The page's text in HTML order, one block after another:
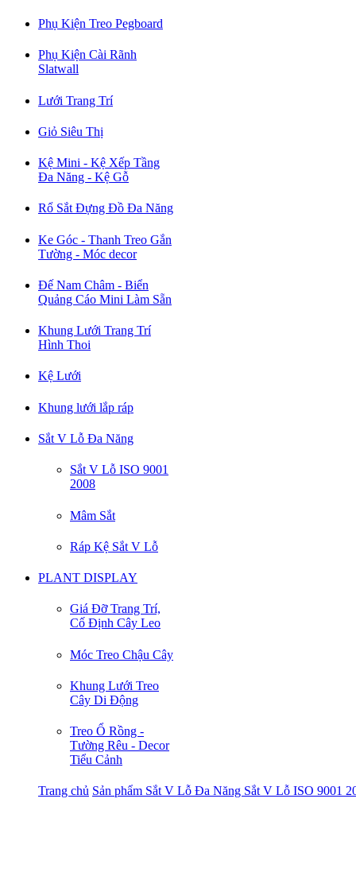
Phụ Kiện Treo Pegboard
Phụ Kiện Cài Rãnh
Slatwall
Lưới Trang Trí
Giỏ Siêu Thị
Kệ Mini - Kệ Xếp Tầng
Đa Năng - Kệ Gỗ
Rổ Sắt Đựng Đồ Đa Năng
Ke Góc - Thanh Treo Gắn
Tường - Móc decor
Đế Nam Châm - Biển
Quảng Cáo Mini Làm Sẵn
Khung Lưới Trang Trí
Hình Thoi
Kệ Lưới
Khung lưới lắp ráp
Sắt V Lỗ Đa Năng
Sắt V Lỗ ISO 9001
2008
Mâm Sắt
Ráp Kệ Sắt V Lỗ
PLANT DISPLAY
Giá Đỡ Trang Trí,
Cố Định Cây Leo
Móc Treo Chậu Cây
Khung Lưới Treo
Cây Di Động
Treo Ổ Rồng -
Tường Rêu - Decor
Tiểu Cảnh
Trang chủ Sản phẩm Sắt V Lỗ Đa Năng Sắt V Lỗ ISO 9001